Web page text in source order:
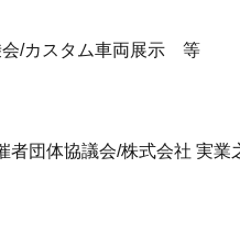
会/カスタム車両展示 等
団体協議会/株式会社 実業